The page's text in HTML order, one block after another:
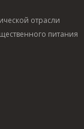
отрасли
питания